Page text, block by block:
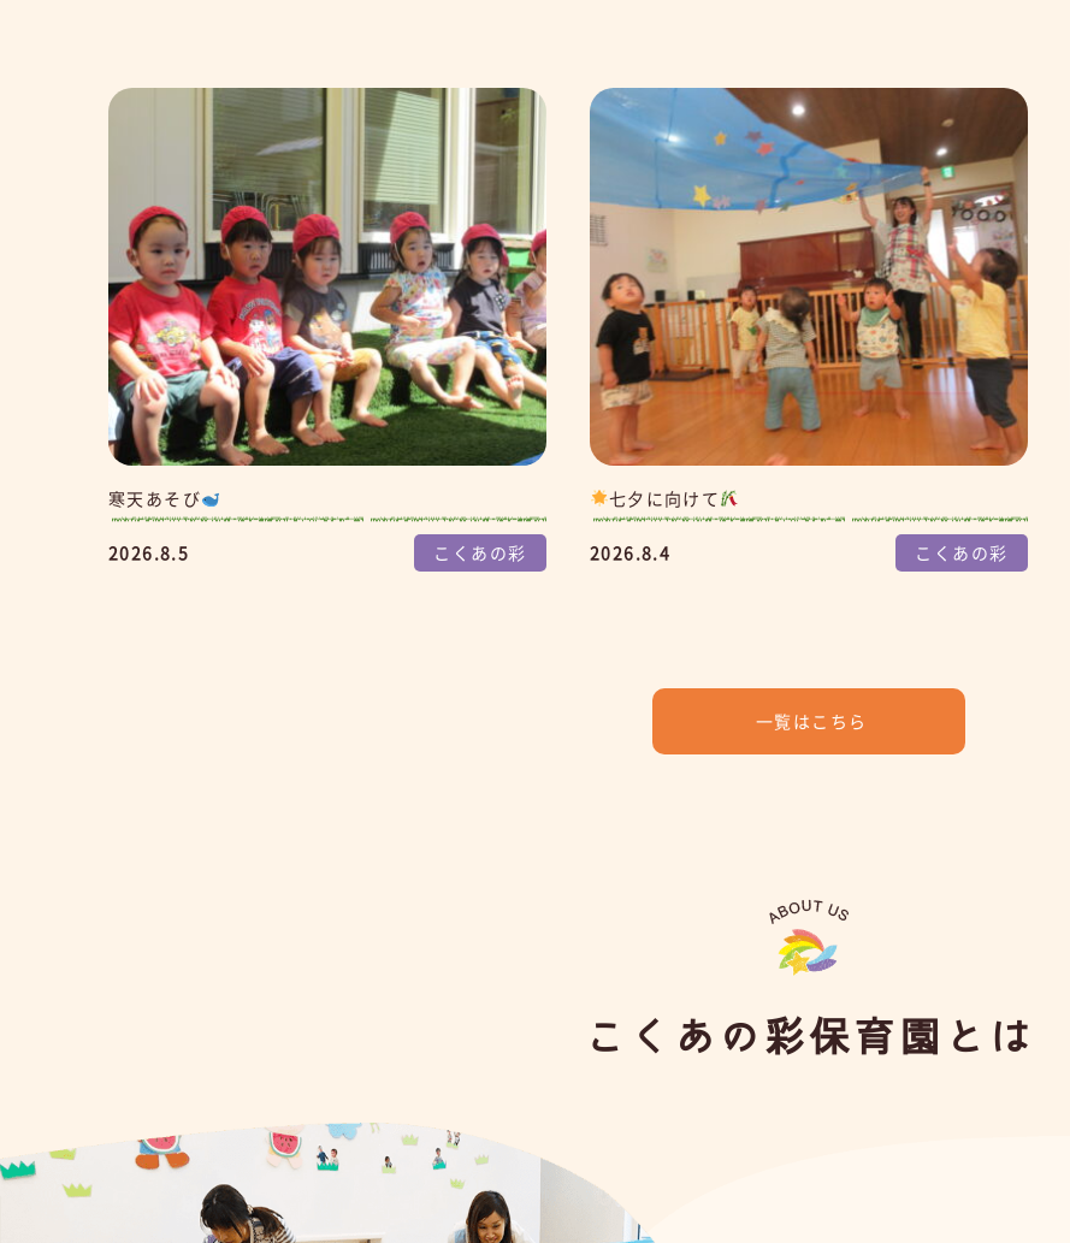
寒天あそび
2026.8.5 こくあの彩
七夕に向けて
2026.8.4 こくあの彩
一覧はこちら
こくあの彩保育園とは